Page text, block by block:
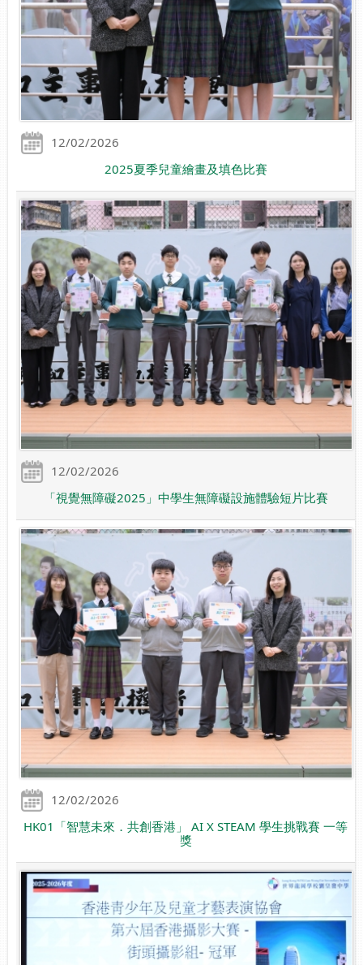
12/02/2026
2025夏季兒童繪畫及填色比賽
12/02/2026
「視覺無障礙2025」中學生無障礙設施體驗短片比賽
12/02/2026
HK01「智慧未來．共創香港」 AI X STEAM 學生挑戰賽 一等
獎